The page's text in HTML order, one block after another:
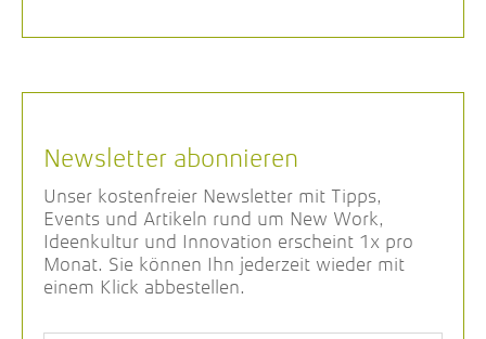
Newsletter abonnieren
Unser kostenfreier Newsletter mit Tipps,
Events und Artikeln rund um New Work,
Ideenkultur und Innovation erscheint 1x pro
Monat. Sie können Ihn jederzeit wieder mit
einem Klick abbestellen.